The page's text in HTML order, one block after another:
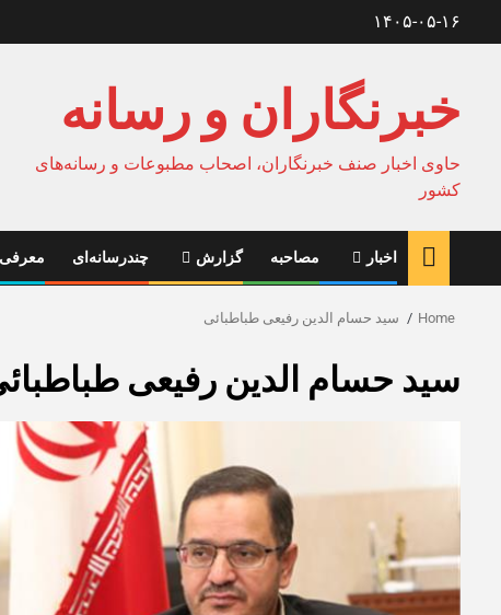
۱۴۰۵-۰۵-۱۶
خبرنگاران و رسانه
حاوی اخبار صنف خبرنگاران، اصحاب مطبوعات و رسانه‌های
کشور
اخبار مصاحبه گزارش چندرسانه‌ای معرفی
Home سید حسام الدین رفیعی طباطبائی
سید حسام الدین رفیعی